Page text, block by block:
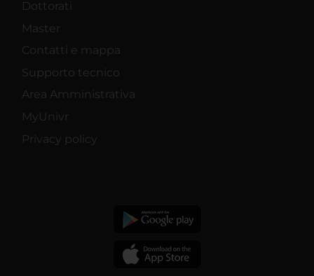
Dottorati
Master
Contatti e mappa
Supporto tecnico
Area Amministrativa
MyUnivr
Privacy policy